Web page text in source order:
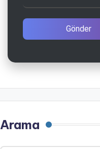
Gönder
Arama